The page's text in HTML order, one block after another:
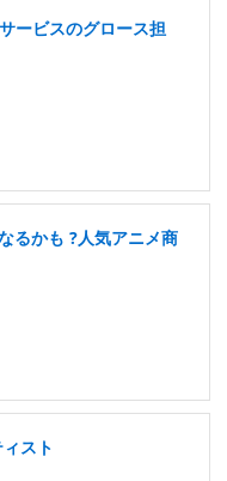
ービスのグロース担
るかも ?人気アニメ商
スト